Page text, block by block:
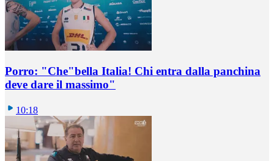
Porro: "Che"bella Italia! Chi entra dalla panchina
deve dare il massimo"
10:18